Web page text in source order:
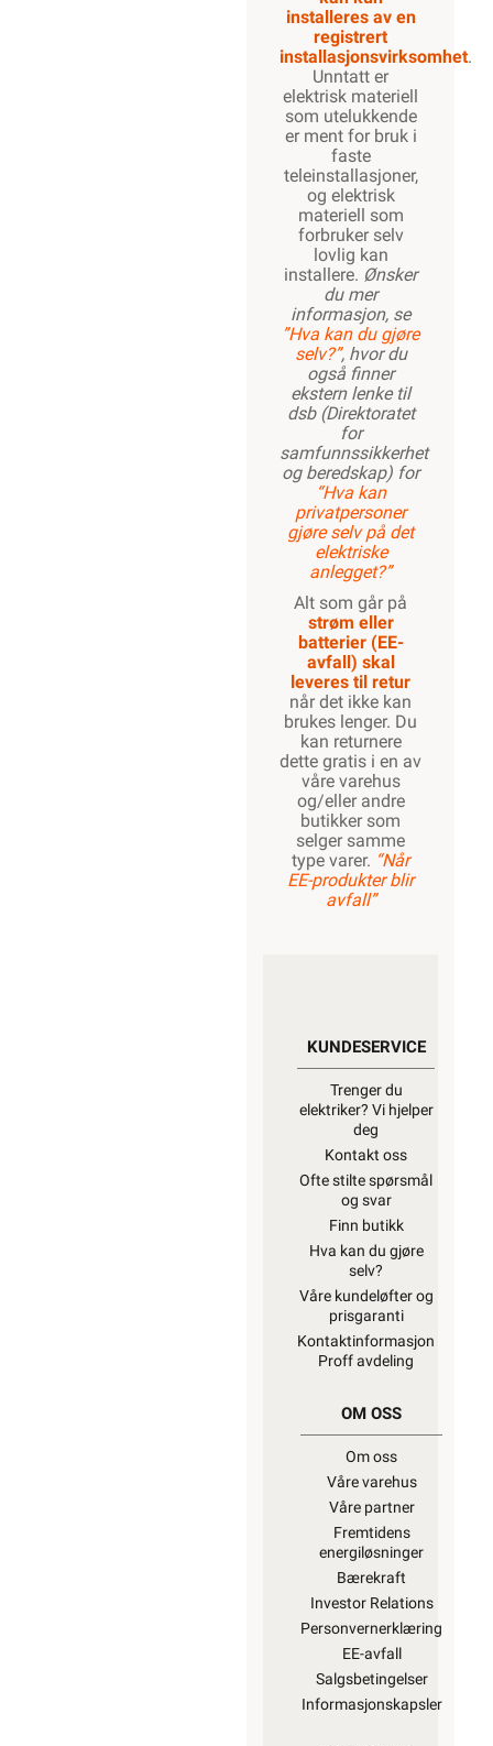
installeres av en
registrert
installasjonsvirksomhet.
Unntatt er
elektrisk materiell
som utelukkende
er ment for bruk i
faste
teleinstallasjoner,
og elektrisk
materiell som
forbruker selv
lovlig kan
installere. Ønsker
du mer
informasjon, se
”Hva kan du gjøre
selv?”, hvor du
også finner
ekstern lenke til
dsb (Direktoratet
for
samfunnssikkerhet
og beredskap) for
“Hva kan
privatpersoner
gjøre selv på det
elektriske
anlegget?”
Alt som går på
strøm eller
batterier (EE-
avfall) skal
leveres til retur
når det ikke kan
brukes lenger. Du
kan returnere
dette gratis i en av
våre varehus
og/eller andre
butikker som
selger samme
type varer. “Når
EE-produkter blir
avfall”
KUNDESERVICE
Trenger du
elektriker? Vi hjelper
deg
Kontakt oss
Ofte stilte spørsmål
og svar
Finn butikk
Hva kan du gjøre
selv?
Våre kundeløfter og
prisgaranti
Kontaktinformasjon
Proff avdeling
OM OSS
Om oss
Våre varehus
Våre partner
Fremtidens
energiløsninger
Bærekraft
Investor Relations
Personvernerklæring
EE-avfall
Salgsbetingelser
Informasjonskapsler